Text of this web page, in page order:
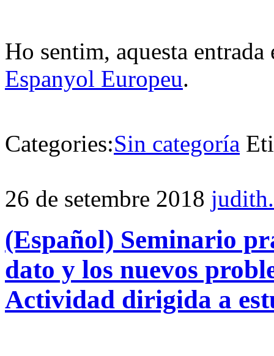
Ho sentim, aquesta
Espanyol Europeu.
Categories:Sin categoría
26 de setembre 2018
(Español) Seminario
dato y los nuevos
Actividad dirigida a